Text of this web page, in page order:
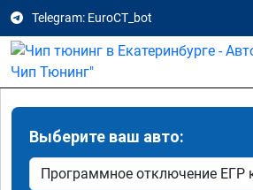
Telegram: EuroCT_bot
Выберите ваш авто: